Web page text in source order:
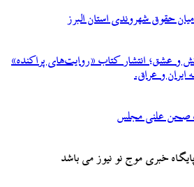
حقوق شهروندی استان البرز
و عشق؛ انتشار کتاب «روایت‌های پراکنده»
و عراق.
صحن علنی مجلس
خبری موج نو نیوز می باشد